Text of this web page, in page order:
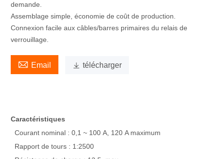
demande.
Assemblage simple, économie de coût de production.
Connexion facile aux câbles/barres primaires du relais de
verrouillage.
 Email  télécharger
Caractéristiques
Courant nominal : 0,1 ~ 100 A, 120 A maximum
Rapport de tours : 1:2500